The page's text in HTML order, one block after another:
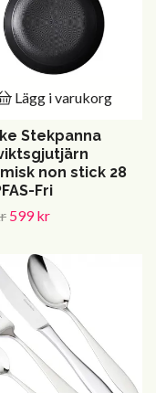
Lägg i varukorg
Stekpanna
non stick 28
Fri
599 kr